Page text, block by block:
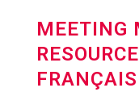
MEETING
FRANÇAIS